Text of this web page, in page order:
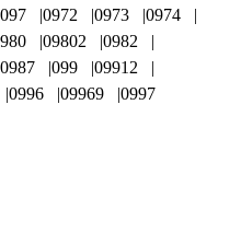
097 0972 0973
0974
09802
0982
0987 099
09912
0996 09969 0997